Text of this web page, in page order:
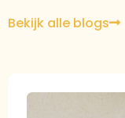
Bekijk alle blogs